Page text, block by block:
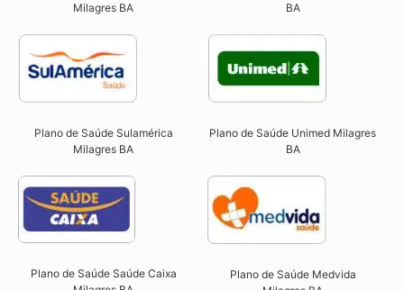
Milagres BA
BA
Plano de Saúde Sulamérica
Milagres BA
Plano de Saúde Unimed Milagres
BA
Plano de Saúde Saúde Caixa
Plano de Saúde Medvida